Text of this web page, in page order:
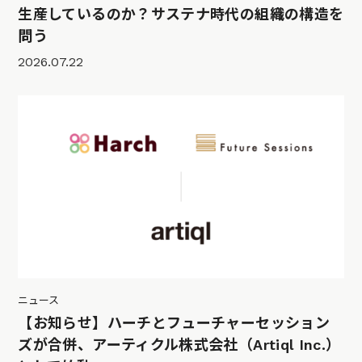
生産しているのか？サステナ時代の組織の構造を
問う
2026.07.22
ニュース
【お知らせ】ハーチとフューチャーセッション
ズが合併、アーティクル株式会社（Artiql Inc.）